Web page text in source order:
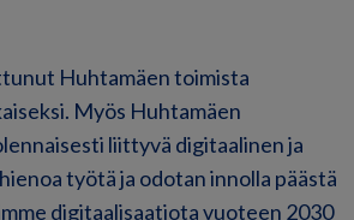
Huhtamäen toimista
Myös Huhtamäen
liittyvä digitaalinen ja
työtä ja odotan innolla päästä
digitaalisaatiota vuoteen 2030